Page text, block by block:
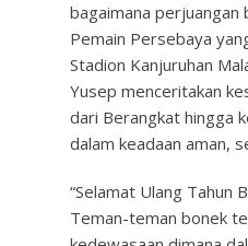
bagaimana perjuangan
Pemain Persebaya
Stadion Kanjuruhan
Yusep menceritakan
dari Berangkat hingga
dalam keadaan aman,
“Selamat Ulang Tahun
Teman-teman bonek